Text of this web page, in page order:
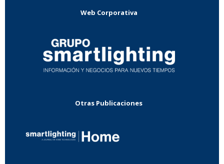
Web Corporativa
Otras Publicaciones